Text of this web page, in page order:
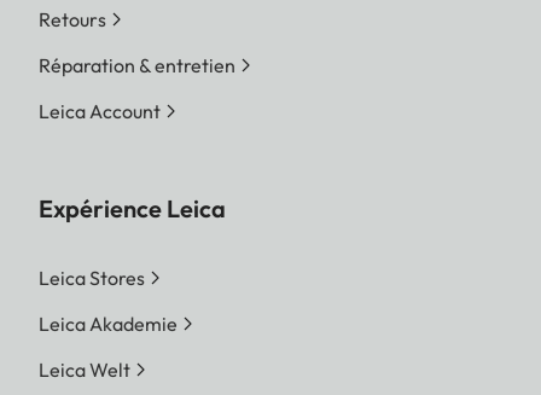
Retours
Réparation & entretien
Leica Account
Expérience Leica
Leica Stores
Leica Akademie
Leica Welt